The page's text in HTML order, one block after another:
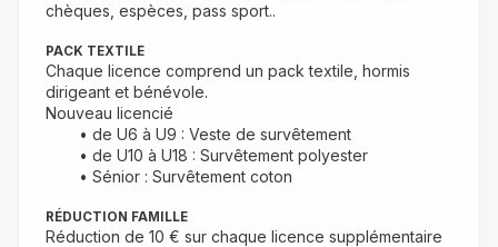
chèques, espèces, pass sport..
PACK TEXTILE
Chaque licence comprend un pack textile, hormis
dirigeant et bénévole.
Nouveau licencié
de U6 à U9 : Veste de survêtement
de U10 à U18 : Survêtement polyester
Sénior : Survêtement coton
RÉDUCTION FAMILLE
Réduction de 10 € sur chaque licence supplémentaire